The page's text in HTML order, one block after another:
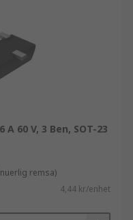
är anslutna
slås på
är
A 60 V, 3 Ben, SOT-23
remsa)
4,44 kr/enhet